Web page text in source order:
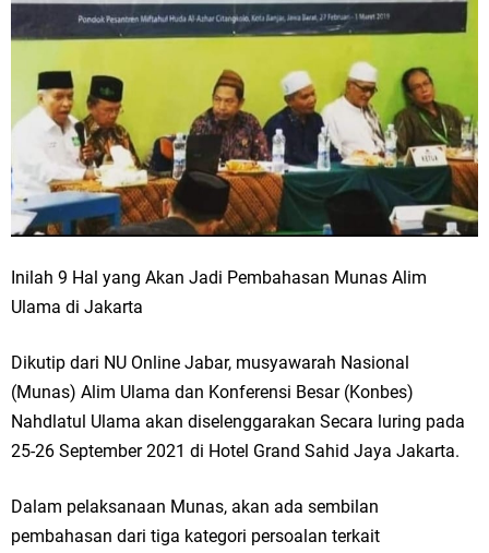
Inilah 9 Hal yang Akan Jadi Pembahasan Munas Alim
Ulama di Jakarta
Dikutip dari NU Online Jabar, musyawarah Nasional
(Munas) Alim Ulama dan Konferensi Besar (Konbes)
Nahdlatul Ulama akan diselenggarakan Secara luring pada
25-26 September 2021 di Hotel Grand Sahid Jaya Jakarta.
Dalam pelaksanaan Munas, akan ada sembilan
pembahasan dari tiga kategori persoalan terkait